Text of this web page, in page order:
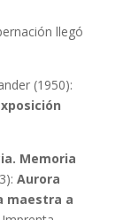
llegó
(1950):
Memoria
Aurora
maestra a